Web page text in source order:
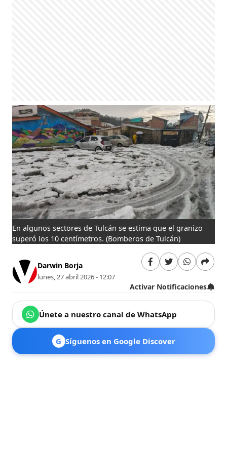
En algunos sectores de Tulcán se estima que el granizo
superó los 10 centímetros. (Bomberos de Tulcán)
Darwin Borja
lunes, 27 abril 2026 - 12:07
Activar Notificaciones
Únete a nuestro canal de WhatsApp
G Síguenos en Google Discover